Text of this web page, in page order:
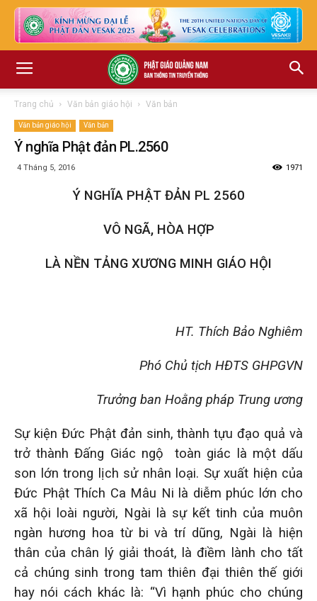
Trang chủ Văn bản giáo hội Văn bản
Văn bản giáo hội Văn bản
Ý nghĩa Phật đản PL.2560
4 Tháng 5, 2016 1971
Ý NGHĨA PHẬT ĐẢN PL 2560
VÔ NGÃ, HÒA HỢP
LÀ NỀN TẢNG XƯƠNG MINH GIÁO HỘI
HT. Thích Bảo Nghiêm
Phó Chủ tịch HĐTS GHPGVN
Trưởng ban Hoằng pháp Trung ương
Sự kiện Đức Phật đản sinh, thành tựu đạo quả và
trở thành Đấng Giác ngộ toàn giác là một dấu
son lớn trong lịch sử nhân loại. Sự xuất hiện của
Đức Phật Thích Ca Mâu Ni là diễm phúc lớn cho
xã hội loài người, Ngài là sự kết tinh của muôn
ngàn hương hoa từ bi và trí dũng, Ngài là hiện
thân của chân lý giải thoát, là điềm lành cho tất
cả chúng sinh trong tam thiên đại thiên thế giới
hay nói cách khác là: “Vì hạnh phúc cho chúng